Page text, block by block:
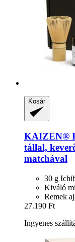
Kosár
KAIZEN®
tállal,
matchával
30 g
Kiváló
Remek
27.190 Ft
Ingyenes